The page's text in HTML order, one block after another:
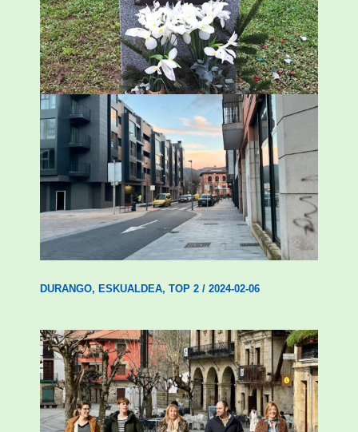
ingurumen-hondamendirik larriena»
ESKUALDEA,ZALDIBAR/2024-02-06
Udal etxebizitza tasatuei buruzko lehen
ordenantza izango du Durangok
DURANGO, ESKUALDEA, TOP 2/ 2024-02-06